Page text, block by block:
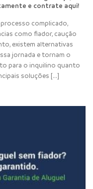
e contrate aqui!
complicado,
como fiador, caução
existem alternativas
jornada e tornam o
para o inquilino quanto
soluções [...]